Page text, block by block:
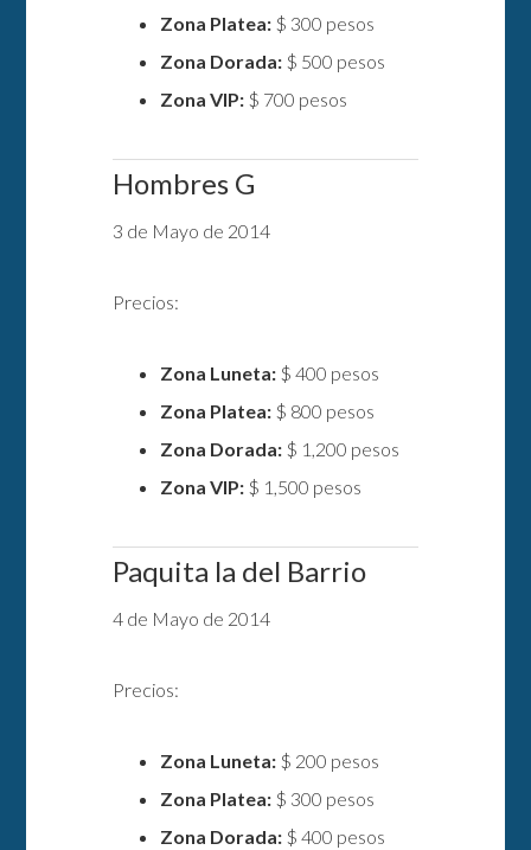
Zona Platea: $ 300 pesos
Zona Dorada: $ 500 pesos
Zona VIP: $ 700 pesos
Hombres G
3 de Mayo de 2014
Precios:
Zona Luneta: $ 400 pesos
Zona Platea: $ 800 pesos
Zona Dorada: $ 1,200 pesos
Zona VIP: $ 1,500 pesos
Paquita la del Barrio
4 de Mayo de 2014
Precios:
Zona Luneta: $ 200 pesos
Zona Platea: $ 300 pesos
Zona Dorada: $ 400 pesos